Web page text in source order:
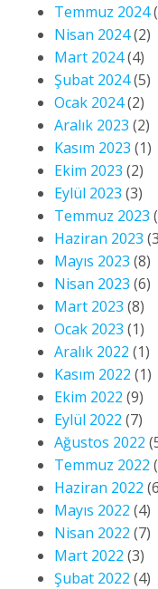
Temmuz 2024
Nisan 2024(2)
Mart 2024(4)
Şubat 2024(5)
Ocak 2024(2)
Aralık 2023 (2)
Kasım 2023 (1)
Ekim 2023 (2)
Eylül 2023 (3)
Temmuz 2023
Haziran 2023
Mayıs 2023 (8)
Nisan 2023 (6)
Mart 2023 (8)
Ocak 2023 (1)
Aralık 2022 (1)
Kasım 2022 (1)
Ekim 2022 (9)
Eylül 2022 (7)
Ağustos 2022
Temmuz 2022
Haziran 2022
Mayıs 2022 (4)
Nisan 2022 (7)
Mart 2022 (3)
Şubat 2022 (4)